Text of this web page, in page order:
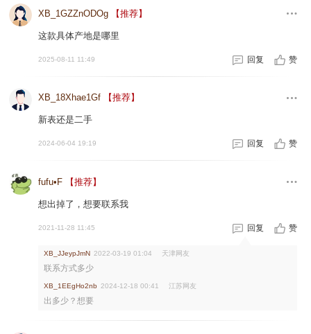
XB_1GZZnODOg 【推荐】
这款具体产地是哪里
2025-08-11 11:49 回复 赞
XB_18Xhae1Gf 【推荐】
新表还是二手
2024-06-04 19:19 回复 赞
fufu•F 【推荐】
想出掉了，想要联系我
2021-11-28 11:45 回复 赞
XB_JJeypJmN 2022-03-19 01:04 天津网友
联系方式多少
XB_1EEgHo2nb 2024-12-18 00:41 江苏网友
出多少？想要